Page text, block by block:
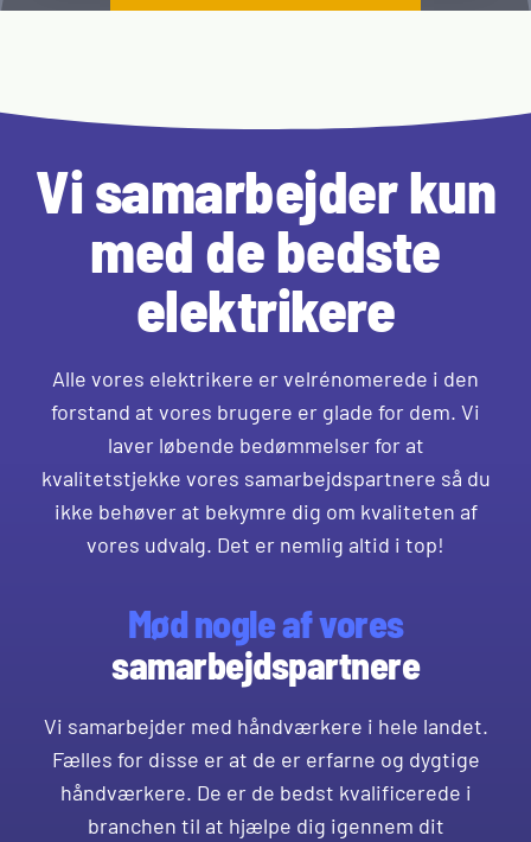
Vi samarbejder kun
med de bedste
elektrikere
Alle vores elektrikere er velrénomerede i den
forstand at vores brugere er glade for dem. Vi
laver løbende bedømmelser for at
kvalitetstjekke vores samarbejdspartnere så du
ikke behøver at bekymre dig om kvaliteten af
vores udvalg. Det er nemlig altid i top!
Mød nogle af vores
samarbejdspartnere
Vi samarbejder med håndværkere i hele landet.
Fælles for disse er at de er erfarne og dygtige
håndværkere. De er de bedst kvalificerede i
branchen til at hjælpe dig igennem dit